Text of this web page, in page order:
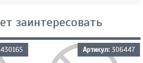
заинтересовать
430165 Артикул: 306447